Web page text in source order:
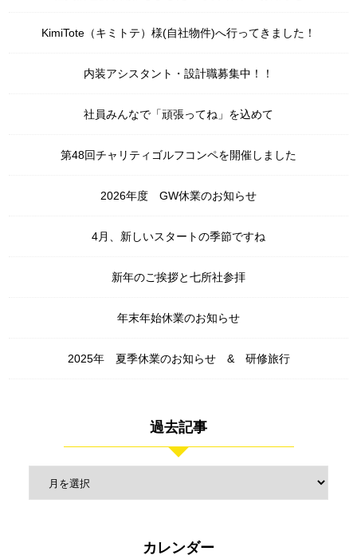
KimiTote（キミトテ）様(自社物件)へ行ってきました！
内装アシスタント・設計職募集中！！
社員みんなで「頑張ってね」を込めて
第48回チャリティゴルフコンペを開催しました
2026年度 GW休業のお知らせ
4月、新しいスタートの季節ですね
新年のご挨拶と七所社参拝
年末年始休業のお知らせ
2025年 夏季休業のお知らせ & 研修旅行
過去記事
カレンダー